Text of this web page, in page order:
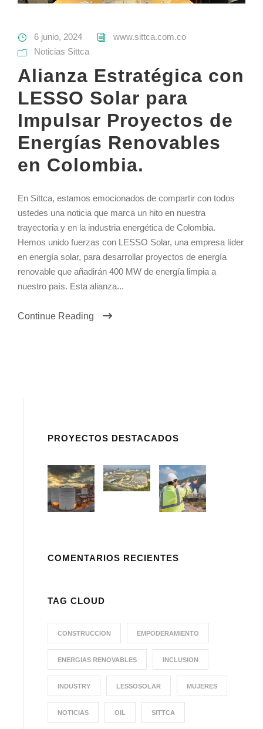
6 junio, 2024
www.sittca.com.co
Noticias Sittca
Alianza Estratégica con
LESSO Solar para
Impulsar Proyectos de
Energías Renovables
en Colombia.
En Sittca, estamos emocionados de compartir con todos
ustedes una noticia que marca un hito en nuestra
trayectoria y en la industria energética de Colombia.
Hemos unido fuerzas con LESSO Solar, una empresa líder
en energía solar, para desarrollar proyectos de energía
renovable que añadirán 400 MW de energía limpia a
nuestro país. Esta alianza...
Continue Reading
PROYECTOS DESTACADOS
COMENTARIOS RECIENTES
TAG CLOUD
CONSTRUCCION EMPODERAMIENTO
ENERGIAS RENOVABLES INCLUSION
INDUSTRY LESSOSOLAR MUJERES
NOTICIAS OIL SITTCA